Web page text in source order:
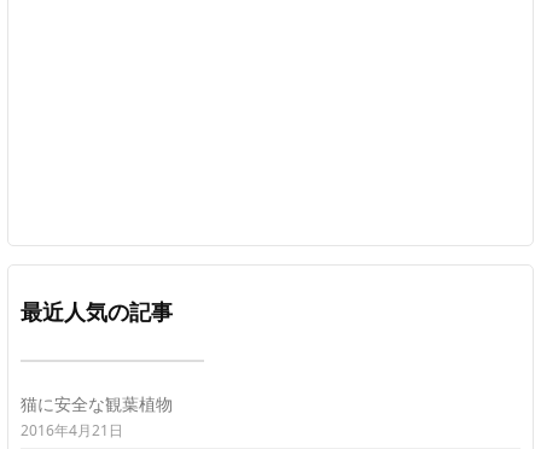
最近人気の記事
猫に安全な観葉植物
2016年4月21日